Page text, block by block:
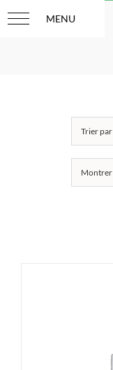
au
Trier par
Montrer